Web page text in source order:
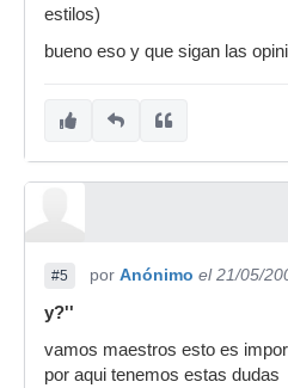
estilos)
bueno eso y que sigan las
#5 por Anónimo el 21/05/
y?''
vamos maestros esto es
por aqui tenemos estas dudas